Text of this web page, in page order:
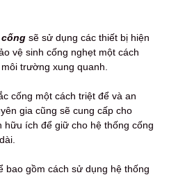
sẽ sử dụng các thiết bị hiện
vệ sinh cống nghẹt một cách
trường xung quanh.
cống một cách triệt để và an
gia cũng sẽ cung cấp cho
hữu ích để giữ cho hệ thống cống
bao gồm cách sử dụng hệ thống